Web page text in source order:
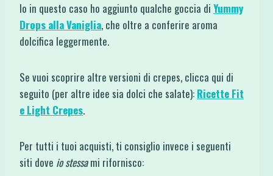
Io in questo caso ho aggiunto qualche goccia di Yummy
Drops alla Vaniglia, che oltre a conferire aroma
dolcifica leggermente.
Se vuoi scoprire altre versioni di crepes, clicca qui di
seguito (per altre idee sia dolci che salate): Ricette Fit
e Light Crepes.
Per tutti i tuoi acquisti, ti consiglio invece i seguenti
siti dove io stessami rifornisco: